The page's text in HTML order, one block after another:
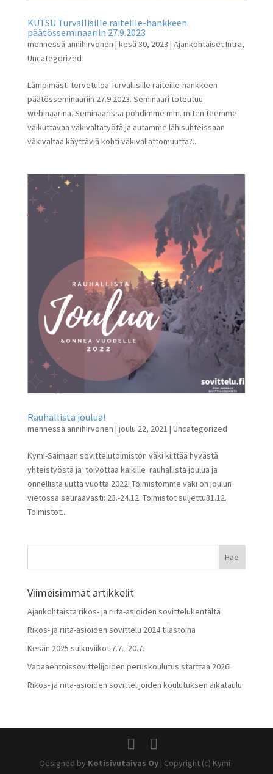
KUTSU Turvallisille raiteille-hankkeen
päätösseminaariin 27.9.2023
mennessä annihirvonen | kesä 30, 2023 | Ajankohtaiset Intra,
Uncategorized
Lämpimästi tervetuloa Turvallisille raiteille-hankkeen
päätösseminaariin 27.9.2023. Seminaari toteutuu
webinaarina. Seminaarissa pohdimme mm. miten teemme
vaikuttavaa väkivaltatyötä ja autamme lähisuhteissaan
väkivaltaa käyttäviä kohti väkivallattomuutta?...
Rauhallista joulua!
mennessä annihirvonen | joulu 22, 2021 | Uncategorized
Kymi-Saimaan sovittelutoimiston väki kiittää hyvästä
yhteistyöstä ja toivottaa kaikille rauhallista joulua ja
onnellista uutta vuotta 2022! Toimistomme väki on joulun
vietossa seuraavasti: 23.-24.12. Toimistot suljettu31.12.
Toimistot...
Viimeisimmät artikkelit
Ajankohtaista rikos- ja riita-asioiden sovittelukentältä
Rikos- ja riita-asioiden sovittelu 2024 tilastoina
Kesän 2025 sulkuviikot 7.7. -20.7.
Vapaaehtoissovittelijoiden peruskoulutus starttaa 2026!
Rikos- ja riita-asioiden sovittelijoiden koulutuksen aikataulu
Designed by Kotisivutaivas Oy| Copyright (c) Kymi-